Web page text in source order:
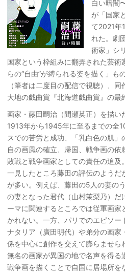
白い暗闇
が「国家
て2021年
れた。劇
術家」シ
国家という枠組みに翻弄された芸
らの“自由”が縛られる姿を描く」も
（筆者は二度目の配信で視聴）、
大地の戯曲賞『北海道戯曲賞』の最
画家・藤田嗣治（間瀬英正）を描い
1913年から1945年に至るまでの全
スでの苦労と成功、「乳白色の肌
自の画風の確立、帰国、戦争画の
敗戦と戦争画家としての責任の追及
一見したところ藤田の評伝のようだ
が多い。例えば、藤田の5人の妻の
の妻となった君代（山村茉梨乃）だ
ーマに関連するところでは従軍画
かれない。一方、パリでのエピソー
ナタリア（廣田明代）や弟分の画家
係を中心に創作を交えて膨らませら
無名の画家が異国の地で名声を得
戦争画を描くことで自国に居場所を